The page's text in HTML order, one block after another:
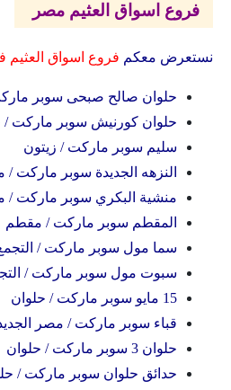
فروع اسواق العثيم مصر
نستعرض معكم فروع اسواق
حلوان صالح صبحى سوبر
حلوان كورنيش سوبر ماركت /
سليم سوبر ماركت / زيتون
النزهه الجديدة سوبر ماركت /
منشية البكري سوبر ماركت /
المقطم سوبر ماركت / مقطم
سما مول سوبر ماركت /
سبوت مول سوبر ماركت /
15 مايو سوبر ماركت / حلوان
قباء سوبر ماركت / مصر
حلوان 3 سوبر ماركت / حلوان
حدائق حلوان سوبر ماركت /